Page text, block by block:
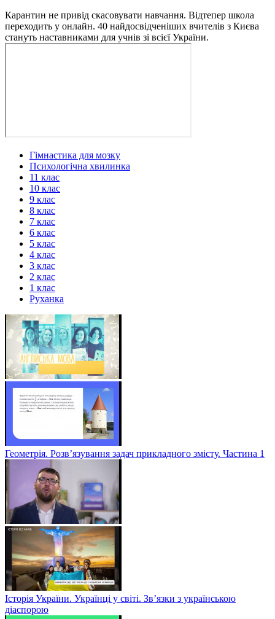
Карантин не привід скасовувати навчання. Відтепер школа
переходить у онлайн. 40 найдосвідченіших вчителів з Києва
стануть наставниками для учнів зі всієї України.
Гімнастика для мозку
Психологічна хвилинка
11 клас
10 клас
9 клас
8 клас
7 клас
6 клас
5 клас
4 клас
3 клас
2 клас
1 клас
Руханка
Геометрія. Розв’язування задач прикладного змісту. Частина 1
Історія України. Українці у світі. Зв’язки з українською
діаспорою